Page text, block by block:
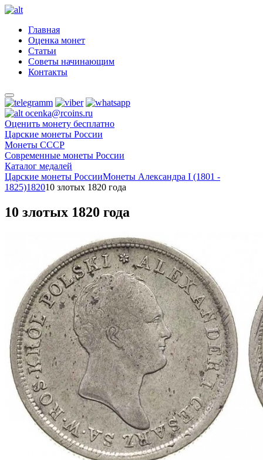
Главная
Оценка монет
Статьи
Советы начинающим
Контакты
ocenka@rcoins.ru
Оценить монету бесплатно
Царские монеты России
Монеты СССР
Современные монеты России
Каталог медалей
Царские монеты РоссииМонеты Александра I (1801 -
1825)182010 злотых 1820 года
10 злотых 1820 года